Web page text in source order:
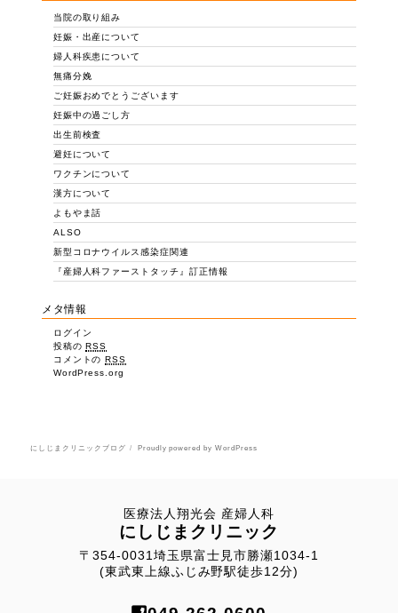
当院の取り組み
妊娠・出産について
婦人科疾患について
無痛分娩
ご妊娠おめでとうございます
妊娠中の過ごし方
出生前検査
避妊について
ワクチンについて
漢方について
よもやま話
ALSO
新型コロナウイルス感染症関連
『産婦人科ファーストタッチ』訂正情報
メタ情報
ログイン
投稿のRSS
コメントのRSS
WordPress.org
にしじまクリニックブログ Proudly powered by WordPress
医療法人翔光会 産婦人科
にしじまクリニック
〒354-0031埼玉県富士見市勝瀬1034-1
(東武東上線ふじみ野駅徒歩12分)